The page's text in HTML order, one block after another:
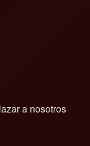
a nosotros